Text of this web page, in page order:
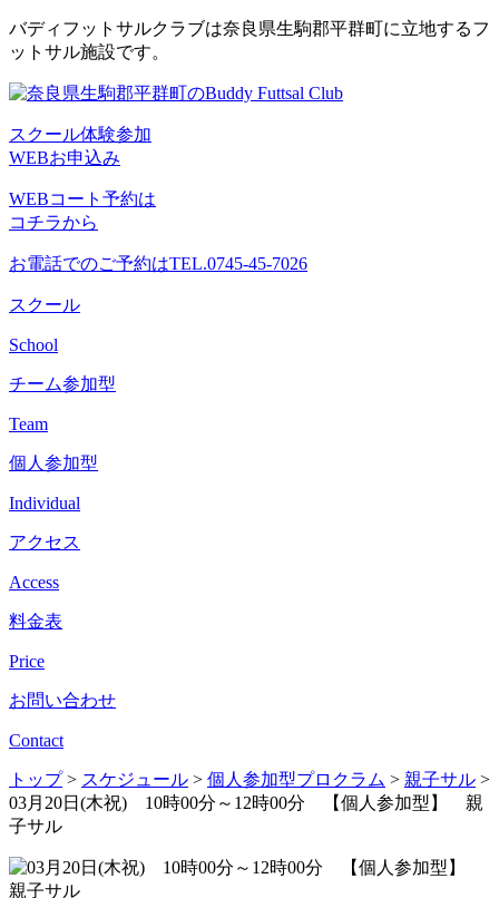
コ
ン
ン
へ
ス
キ
ッ
バディフットサルクラブは奈良県生駒郡平群町に立地するフ
ットサル施設です。
スクール体験参加
WEBお申込み
WEBコート予約は
コチラから
お電話でのご予約はTEL.0745-45-7026
スクール
School
チーム参加型
Team
個人参加型
Individual
アクセス
Access
料金表
Price
お問い合わせ
Contact
トップ> スケジュール > 個人参加型プロクラム > 親子サル >
03月20日(木祝) 10時00分～12時00分 【個人参加型】 親
子サル